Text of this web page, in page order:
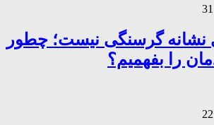
31
نشانه گرسنگی نیست؛ چطور
را بفهمیم؟
22